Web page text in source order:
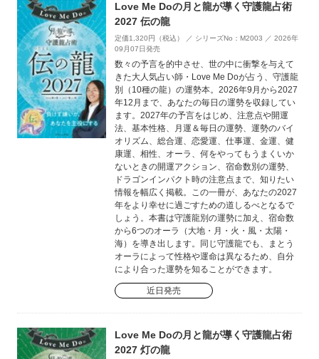
Love Me Doの月と龍が導く守護龍占術
2027 伝の龍
定価1,320円（税込） ／ シリーズNo：M2003 ／ 2026年
09月07日発売
数々の予言を的中させ、世の中に衝撃を与えて
きた大人気占い師・Love Me Doが占う、守護龍
別（10種の龍）の運勢本。2026年9月から2027
年12月まで、あなたの毎日の運勢を収録してい
ます。2027年の予言をはじめ、注意点や開運
法、基本性格、月運＆毎日の運勢、運勢のバイ
オリズム、総合運、恋愛運、仕事運、金運、健
康運、相性、オーラ、何をやってもうまくいか
ないときの開運アクション、宿命数別の運勢、
ドラゴンインパクト時の注意点まで、知りたい
情報を幅広く掲載。この一冊が、あなたの2027
年をより幸せに過ごすための道しるべとなるで
しょう。本書は守護龍別の運勢に加え、宿命数
から6つのオーラ（大地・月・火・風・太陽・
海）を導き出します。同じ守護龍でも、まとう
オーラによって性格や運命は異なるため、自分
により合った運勢を知ることができます。
近日発売
Love Me Doの月と龍が導く守護龍占術
2027 灯の龍